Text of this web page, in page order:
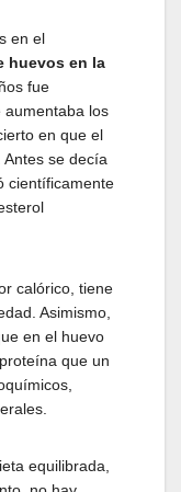
en el
huevos en la
fue
aumentaba los
en que el
se decía
científicamente
calórico, tiene
Asimismo,
en el huevo
que un
equilibrada,